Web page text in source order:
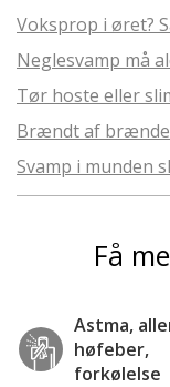
Voksprop i øret?
Neglesvamp må
Tør hoste eller
Brændt af
Svamp i munden
Få
Astma,
høfeber,
forkølelse